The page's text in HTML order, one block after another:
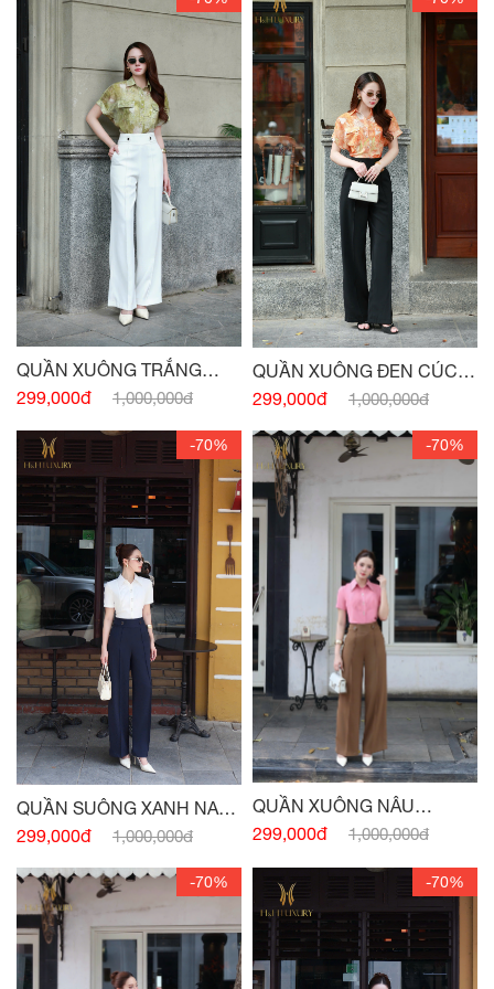
QUẦN XUÔNG TRẮNG
CÚC EO TÚI TRƯỚC
299,000đ 1,000,000đ
QUẦN XUÔNG ĐEN CÚC
EO
299,000đ 1,000,000đ
-70%
QUẦN SUÔNG XANH NAVY
CÚC EO
299,000đ 1,000,000đ
-70%
QUẦN XUÔNG NÂU
CAPUCHINO CÚC EO
299,000đ 1,000,000đ
-70% -70%